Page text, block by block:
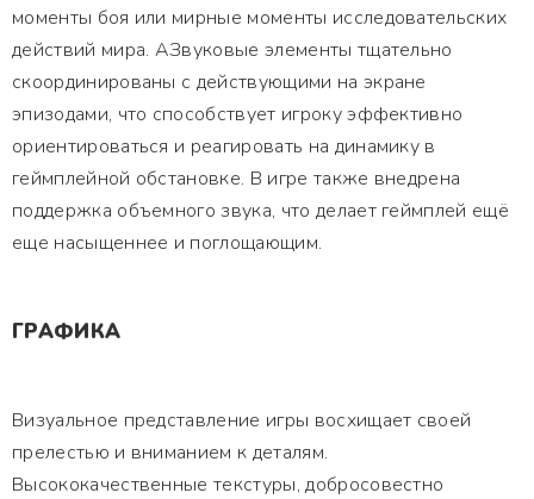
моменты боя или мирные моменты исследовательских
действий мира. АЗвуковые элементы тщательно
скоординированы с действующими на экране
эпизодами, что способствует игроку эффективно
ориентироваться и реагировать на динамику в
геймплейной обстановке. В игре также внедрена
поддержка объемного звука, что делает геймплей ещё
еще насыщеннее и поглощающим.
ГРАФИКА
Визуальное представление игры восхищает своей
прелестью и вниманием к деталям.
Высококачественные текстуры, добросовестно